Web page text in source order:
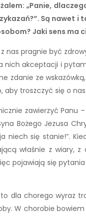
„Panie,
Są
Jaki sens ma
pragnie być
akceptacji i
zdanie ze
aby troszczyć się o
zawierzyć
Bożego Jezusa
niech się stanie!”.
właśnie z wiary,
pojawiają się
dla chorego wyraz
W chorobie